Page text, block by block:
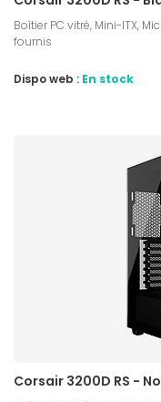
Boîtier PC vitré, Mini-ITX,
fournis
Dispo web : En stock
Corsair 3200D RS -